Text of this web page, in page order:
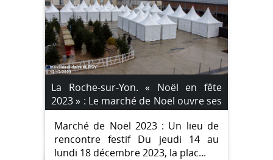
La Roche-sur-Yon. « Noël en fête
2023 » : Le marché de Noël ouvre ses
portes le jeudi 14 décembre.
Marché de Noël 2023 : Un lieu de
rencontre festif Du jeudi 14 au
lundi 18 décembre 2023, la plac...